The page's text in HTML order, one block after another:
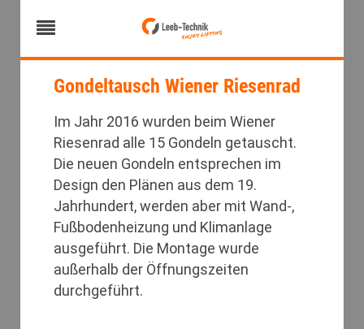
Gondeltausch Wiener Riesenrad
Im Jahr 2016 wurden beim Wiener
Riesenrad alle 15 Gondeln getauscht.
Die neuen Gondeln entsprechen im
Design den Plänen aus dem 19.
Jahrhundert, werden aber mit Wand-,
Fußbodenheizung und Klimanlage
ausgeführt. Die Montage wurde
außerhalb der Öffnungszeiten
durchgeführt.